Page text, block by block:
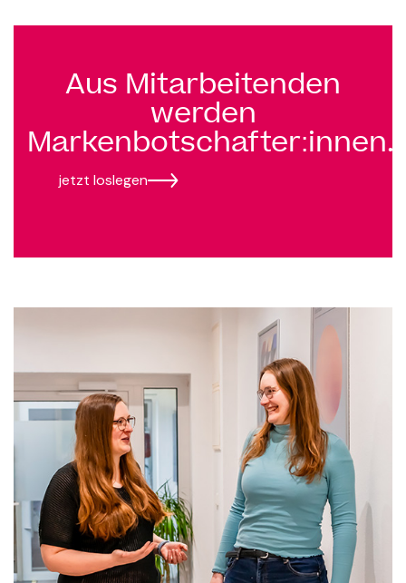
Aus Mitarbeitenden
werden
Markenbotschafter:innen.
jetzt loslegen